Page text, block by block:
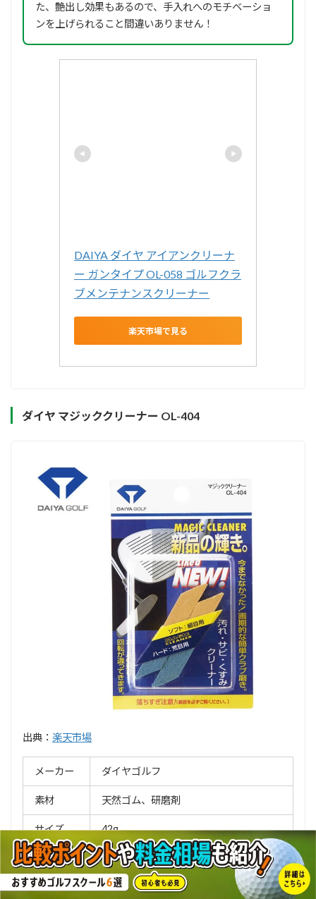
た、艶出し効果もあるので、手入れへのモチベーショ
ンを上げられること間違いありません！
DAIYA ダイヤ アイアンクリーナ
ー ガンタイプ OL-058 ゴルフクラ
ブメンテナンスクリーナー
楽天市場で見る
ダイヤ マジッククリーナー OL-404
出典： 楽天市場
メーカー ダイヤゴルフ
素材 天然ゴム、研磨剤
サイズ 42g
種類 黄色/ソフトタイプ、青/ハードタイプ
消しゴムのように擦って使える